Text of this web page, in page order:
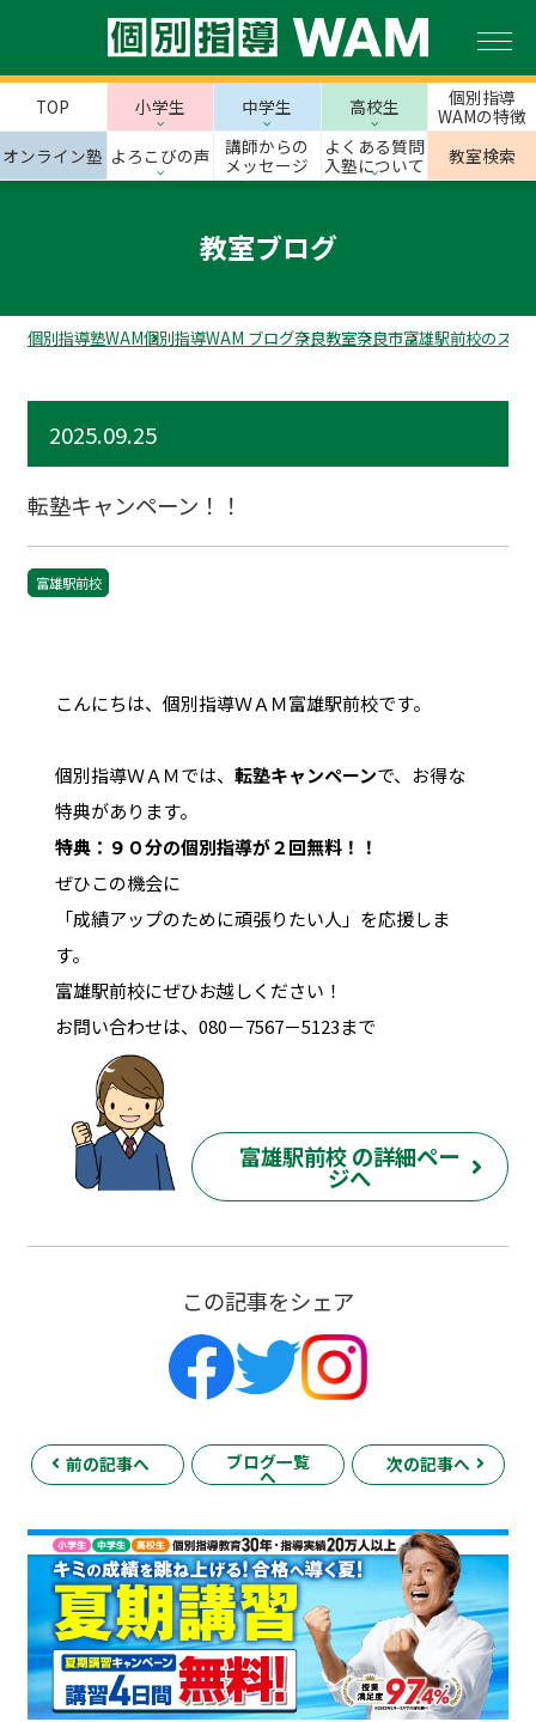
TOP 小学生 中学生 高校生
個別指導
WAMの特徴
オンライン塾 よろこびの声
講師からの
メッセージ
よくある質問
入塾について
教室検索
教室ブログ
個別指導塾WAM個別指導WAM ブログ奈良教室奈良市富雄駅前校のスタ
2025.09.25
転塾キャンペーン！！
富雄駅前校
こんにちは、個別指導ＷＡＭ富雄駅前校です。
個別指導ＷＡＭでは、 転塾キャンペーンで、お得な
特典があります。
特典：９０分の個別指導が２回無料！！
ぜひこの機会に
「成績アップのために頑張りたい人」を応援しま
す。
富雄駅前校にぜひお越しください！
お問い合わせは、080－7567－5123まで
富雄駅前校 の詳細ペー
ジへ
この記事をシェア
前の記事へ ブログ一覧
へ
次の記事へ